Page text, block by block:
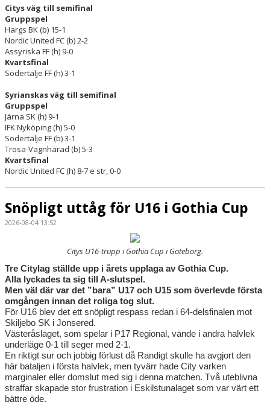
Citys väg till semifinal
Gruppspel
Hargs BK (b) 15-1
Nordic United FC (b) 2-2
Assyriska FF (h) 9-0
Kvartsfinal
Södertälje FF (h) 3-1
Syrianskas väg till semifinal
Gruppspel
Järna SK (h) 9-1
IFK Nyköping (h) 5-0
Södertälje FF (b) 3-1
Trosa-Vagnhärad (b) 5-3
Kvartsfinal
Nordic United FC (h) 8-7 e str, 0-0
Snöpligt uttåg för U16 i Gothia Cup
2026-08-04 13:52
Citys U16-trupp i Gothia Cup i Göteborg.
Tre Citylag ställde upp i årets upplaga av Gothia Cup.
Alla lyckades ta sig till A-slutspel.
Men väl där var det ”bara” U17 och U15 som överlevde första
omgången innan det roliga tog slut.
För U16 blev det ett snöpligt respass redan i 64-delsfinalen mot
Skiljebo SK i Jonsered.
Västeråslaget, som spelar i P17 Regional, vände i andra halvlek
underläge 0-1 till seger med 2-1.
En riktigt sur och jobbig förlust då Randigt skulle ha avgjort den
här bataljen i första halvlek, men tyvärr hade City varken
marginaler eller domslut med sig i denna matchen. Två uteblivna
straffar skapade stor frustration i Eskilstunalaget som var värt ett
bättre öde.